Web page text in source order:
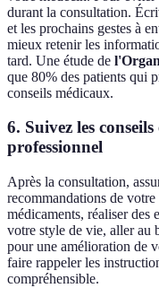
durant la consultation.
et les prochains gestes à
mieux retenir les
tard. Une étude de
que 80% des patients qui
conseils médicaux.
6. Suivez les
professionnel
Après la consultation,
recommandations de
médicaments, réaliser des
votre style de vie, aller au
pour une amélioration de
faire rappeler les
compréhensible.